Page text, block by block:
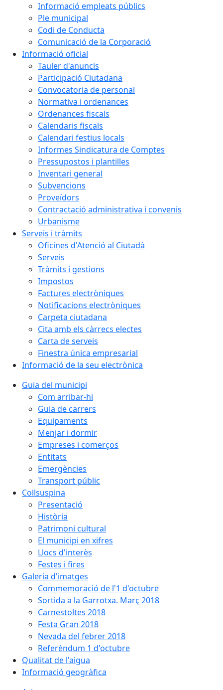
Informació empleats públics
Ple municipal
Codi de Conducta
Comunicació de la Corporació
Informació oficial
Tauler d'anuncis
Participació Ciutadana
Convocatoria de personal
Normativa i ordenances
Ordenances fiscals
Calendaris fiscals
Calendari festius locals
Informes Sindicatura de Comptes
Pressupostos i plantilles
Inventari general
Subvencions
Proveïdors
Contractació administrativa i convenis
Urbanisme
Serveis i tràmits
Oficines d'Atenció al Ciutadà
Serveis
Tràmits i gestions
Impostos
Factures electròniques
Notificacions electròniques
Carpeta ciutadana
Cita amb els càrrecs electes
Carta de serveis
Finestra única empresarial
Informació de la seu electrònica
Guia del municipi
Com arribar-hi
Guia de carrers
Equipaments
Menjar i dormir
Empreses i comerços
Entitats
Emergències
Transport públic
Collsuspina
Presentació
Història
Patrimoni cultural
El municipi en xifres
Llocs d'interès
Festes i fires
Galeria d'imatges
Commemoració de l'1 d'octubre
Sortida a la Garrotxa. Març 2018
Carnestoltes 2018
Festa Gran 2018
Nevada del febrer 2018
Referèndum 1 d'octubre
Qualitat de l'aigua
Informació geogràfica